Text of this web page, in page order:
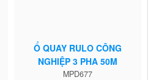
Ổ QUAY RULO CÔNG
NGHIỆP 3 PHA 50M
MPD677